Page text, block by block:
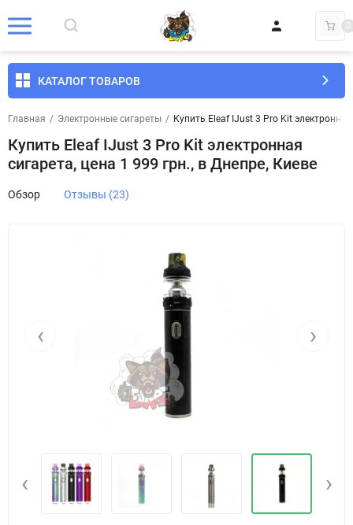
0
КАТАЛОГ ТОВАРОВ
Главная / Электронные сигареты / Купить Eleaf IJust 3 Pro Kit
Купить Eleaf IJust 3 Pro Kit электронная
сигарета, цена 1 999 грн., в Днепре, Киеве
Обзор Отзывы (23)
‹ ›
‹ ›